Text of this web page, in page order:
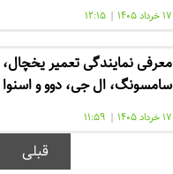
۱۷ خرداد ۱۴۰۵ | ۱۲:۱۵
معرفی نمایندگی تعمیر
سامسونگ، ال جی، دوو و اسنوا
۱۷ خرداد ۱۴۰۵ | ۱۱:۵۹
قبلی